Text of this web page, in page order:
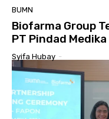
BUMN
Biofarma Group
PT Pindad
Syifa Hubay -